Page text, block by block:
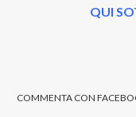
QUI
COMMENTA CON